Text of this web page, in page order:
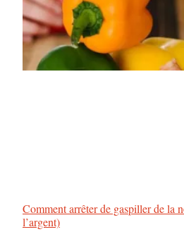
Comment arrêter de gaspiller de la
l’argent)